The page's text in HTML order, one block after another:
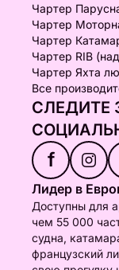
Чартер
Чартер
Чартер
Чартер RIB
Чартер Яхта
Все
СЛЕДИТЕ
f
Лидер в
Доступны для
чем 55 000
судна,
французский